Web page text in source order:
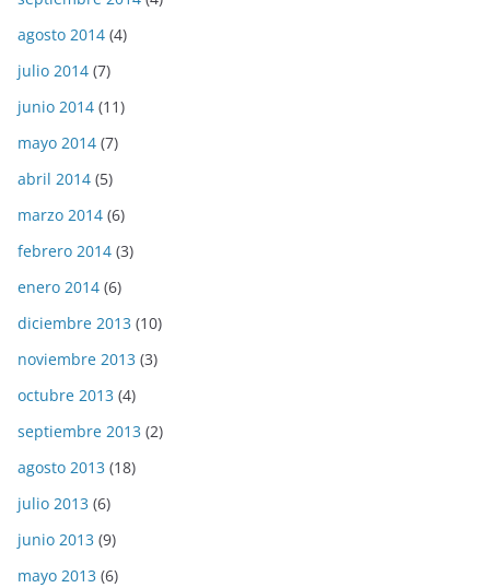
agosto 2014 (4)
julio 2014 (7)
junio 2014 (11)
mayo 2014 (7)
abril 2014 (5)
marzo 2014 (6)
febrero 2014 (3)
enero 2014 (6)
diciembre 2013 (10)
noviembre 2013 (3)
octubre 2013 (4)
septiembre 2013 (2)
agosto 2013 (18)
julio 2013 (6)
junio 2013 (9)
mayo 2013 (6)